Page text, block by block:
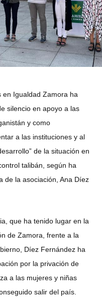
en Igualdad Zamora ha
silencio en apoyo a las
y como
a las instituciones y al
de la situación en
talibán, según ha
de la asociación, Ana Díez
que ha tenido lugar en la
de Zamora, frente a la
Díez Fernández ha
por la privación de
a las mujeres y niñas
salir del país.